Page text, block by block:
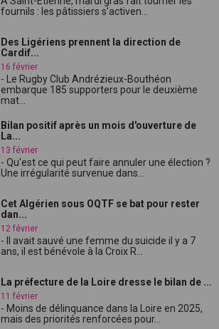
fournils : les pâtissiers s'activen...
Des Ligériens prennent la direction de
Cardif...
16 février
- Le Rugby Club Andrézieux-Bouthéon
embarque 185 supporters pour le deuxième
mat...
Bilan positif après un mois d'ouverture de
La...
13 février
- Qu'est ce qui peut faire annuler une élection ?
Une irrégularité survenue dans...
Cet Algérien sous OQTF se bat pour rester
dan...
12 février
- Il avait sauvé une femme du suicide il y a 7
ans, il est bénévole à la Croix R...
La préfecture de la Loire dresse le bilan de ...
11 février
- Moins de délinquance dans la Loire en 2025,
mais des priorités renforcées pour...